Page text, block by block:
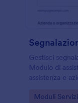
Gestisci
Modulo di
assistenza e
con Jotform.
Go to
Moduli